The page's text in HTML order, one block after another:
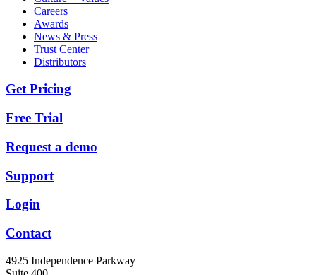
Careers
Awards
News & Press
Trust Center
Distributors
Get Pricing
Free Trial
Request a demo
Support
Login
Contact
4925 Independence Parkway